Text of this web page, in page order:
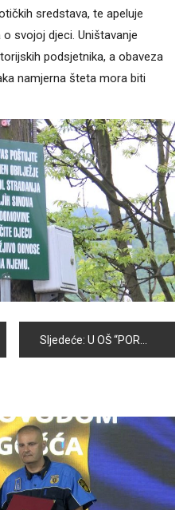
sredstava, te apeluje
svojoj djeci. Uništavanje
podsjetnika, a obaveza
namjerna šteta mora biti
Sljedeće: U OŠ “PORODICE ef. RAMIĆ” USPJEŠNO ZAVRŠEN TURNIR “SVI NA EKSKURZIJU”